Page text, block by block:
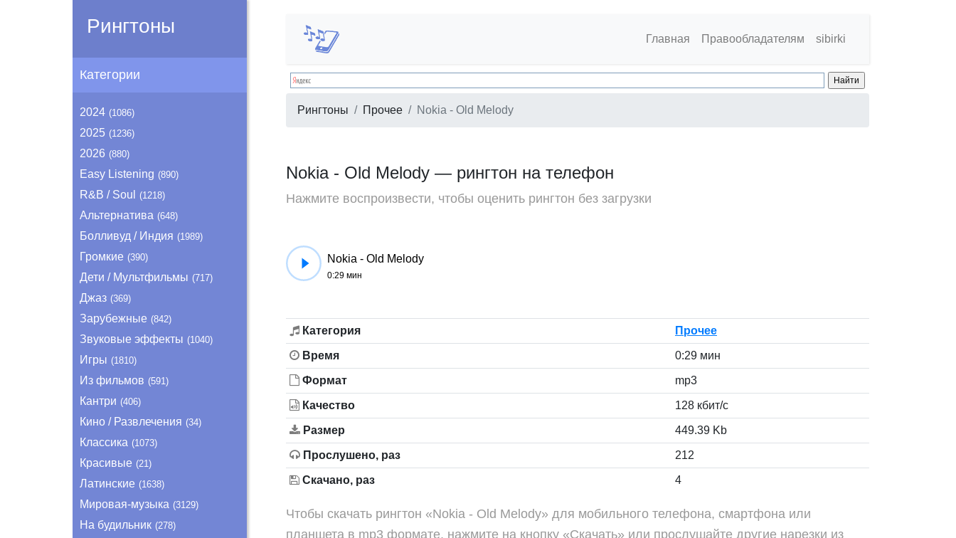
Рингтоны
Категории
2024 (1086)
2025 (1236)
2026 (880)
Easy Listening (890)
R&B / Soul (1218)
Альтернатива (648)
Болливуд / Индия (1989)
Громкие (390)
Дети / Мультфильмы (717)
Джаз (369)
Зарубежные (842)
Звуковые эффекты (1040)
Игры (1810)
Из фильмов (591)
Кантри (406)
Кино / Развлечения (34)
Классика (1073)
Красивые (21)
Латинские (1638)
Мировая-музыка (3129)
На будильник (278)
Главная Правообладателям sibirki
Рингтоны Прочее Nokia - Old Melody
Nokia - Old Melody — рингтон на телефон
Нажмите воспроизвести, чтобы оценить рингтон без загрузки
Nokia - Old Melody
0:29 мин
Категория Прочее
Время 0:29 мин
Формат mp3
Качество 128 кбит/с
Размер 449.39 Kb
Прослушено, раз 212
Скачано, раз 4
Чтобы скачать рингтон «Nokia - Old Melody» для мобильного телефона, смартфона или
планшета в mp3 формате, нажмите на кнопку «Скачать» или прослушайте другие нарезки из